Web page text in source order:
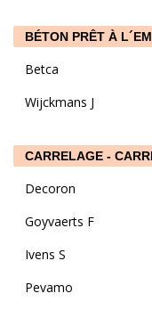
BÉTON PRÊT À
Betca
Wijckmans J
CARRELAGE -
Decoron
Goyvaerts F
Ivens S
Pevamo